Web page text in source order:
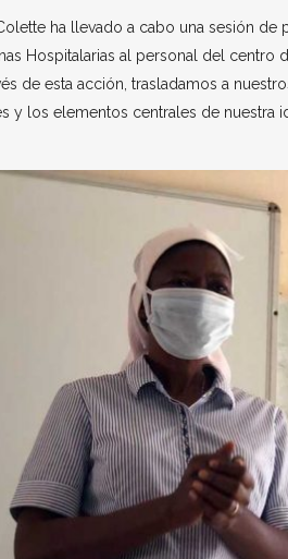
ha llevado a cabo una sesión
Hospitalarias al personal del centro
de esta acción, trasladamos a
y los elementos centrales de nuestra